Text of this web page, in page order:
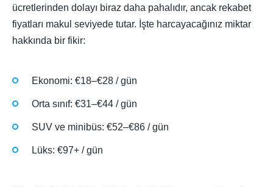
ücretlerinden dolayı biraz daha pahalıdır, ancak rekabet
fiyatları makul seviyede tutar. İşte harcayacağınız miktar
hakkında bir fikir:
Ekonomi: €18–€28 / gün
Orta sınıf: €31–€44 / gün
SUV ve minibüs: €52–€86 / gün
Lüks: €97+ / gün